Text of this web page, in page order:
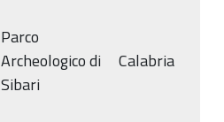
Parco
Archeologico di
Sibari
Calabria